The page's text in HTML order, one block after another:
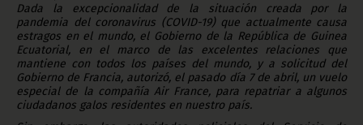
Dada la excepcionalidad de la situación creada por la
pandemia del coronavirus (COVID-19) que actualmente causa
estragos en el mundo, el Gobierno de la República de Guinea
Ecuatorial, en el marco de las excelentes relaciones que
mantiene con todos los países del mundo, y a solicitud del
Gobierno de Francia, autorizó, el pasado día 7 de abril, un vuelo
especial de la compañía Air France, para repatriar a algunos
ciudadanos galos residentes en nuestro país.